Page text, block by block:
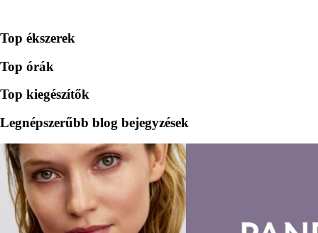
Top ékszerek
Top órák
Top kiegészítők
Legnépszerűbb blog bejegyzések